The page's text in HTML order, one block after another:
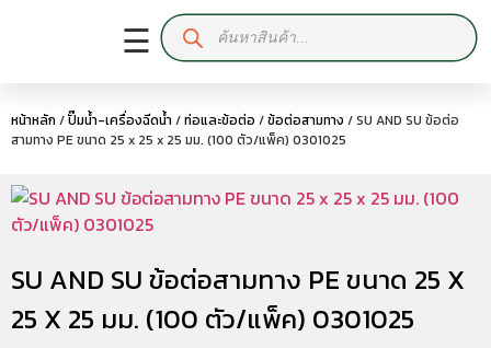
☰
หน้าหลัก /ปั๊มน้ำ-เครื่องฉีดน้ำ /ท่อและข้อต่อ /ข้อต่อสามทาง / SU AND SU ข้อต่อ
สามทาง PE ขนาด 25 x 25 x 25 มม. (100 ตัว/แพ็ค) 0301025
SU AND SU ข้อต่อสามทาง PE ขนาด 25 X
25 X 25 มม. (100 ตัว/แพ็ค) 0301025